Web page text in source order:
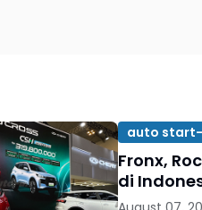
auto
Fronx,
di